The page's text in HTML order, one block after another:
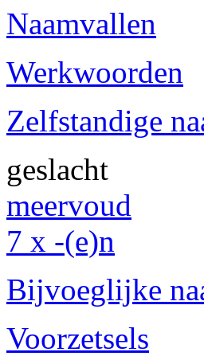
Naamvallen
Werkwoorden
Zelfstandige
geslacht
meervoud
7 x -(e)n
Bijvoeglijke
Voorzetsels